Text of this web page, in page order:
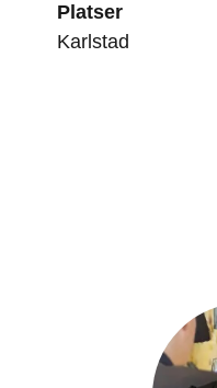
Platser
Karlstad